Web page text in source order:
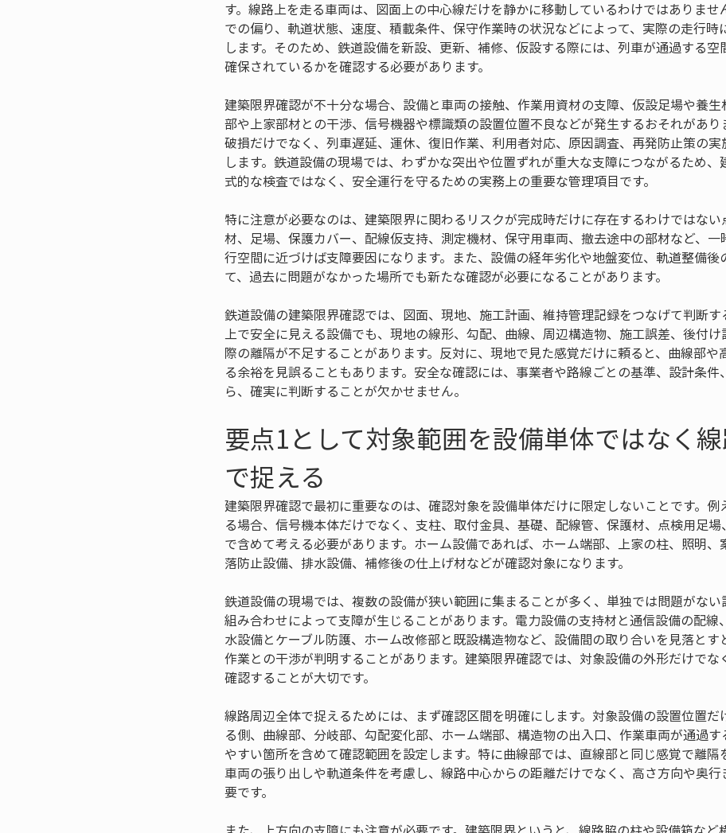
す。線路上を走る車両は、図面上の中心線だけを静かに移動しているわけではありま
での偏り、軌道状態、速度、積載条件、保守作業時の状況などによって、実際の走行
します。そのため、鉄道設備を新設、更新、補修、仮設する際には、列車が通過する
確保されているかを確認する必要があります。
建築限界確認が不十分な場合、設備と車両の接触、作業用資材の支障、仮設足場や養
部や上家部材との干渉、信号機器や標識類の設置位置不良などが発生するおそれがあ
破損だけでなく、列車遅延、運休、復旧作業、利用者対応、原因調査、再発防止策の
します。鉄道設備の現場では、わずかな突出や位置ずれが重大な支障につながるため
式的な検査ではなく、安全運行を守るための実務上の重要な管理項目です。
特に注意が必要なのは、建築限界に関わるリスクが完成時だけに存在するわけではない
材、足場、保護カバー、配線仮支持、測定機材、保守用車両、撤去途中の部材など、
行空間に近づけば支障要因になります。また、設備の経年劣化や地盤変位、軌道整備後
て、過去に問題がなかった場所でも新たな確認が必要になることがあります。
鉄道設備の建築限界確認では、図面、現地、施工計画、維持管理記録をつなげて判断す
上で安全に見える設備でも、現地の線形、勾配、曲線、周辺構造物、施工誤差、後付け
際の離隔が不足することがあります。反対に、現地で見た感覚だけに頼ると、曲線部や
る余裕を見誤ることもあります。安全な確認には、事業者や路線ごとの基準、設計条
ら、確実に判断することが欠かせません。
要点1として対象範囲を設備単体ではなく
で捉える
建築限界確認で最初に重要なのは、確認対象を設備単体だけに限定しないことです。例
る場合、信号機本体だけでなく、支柱、取付金具、基礎、配線管、保護材、点検用足
で含めて考える必要があります。ホーム設備であれば、ホーム端部、上家の柱、照明
落防止設備、排水設備、補修後の仕上げ材などが確認対象になります。
鉄道設備の現場では、複数の設備が狭い範囲に集まることが多く、単独では問題がな
組み合わせによって支障が生じることがあります。電力設備の支持材と通信設備の配線
水設備とケーブル防護、ホーム改修部と既設構造物など、設備間の取り合いを見落とす
作業との干渉が判明することがあります。建築限界確認では、対象設備の外形だけでな
確認することが大切です。
線路周辺全体で捉えるためには、まず確認区間を明確にします。対象設備の設置位置だ
る側、曲線部、分岐部、勾配変化部、ホーム端部、構造物の出入口、作業車両が通過
やすい箇所を含めて確認範囲を設定します。特に曲線部では、直線部と同じ感覚で離隔
車両の張り出しや軌道条件を考慮し、線路中心からの距離だけでなく、高さ方向や奥
要です。